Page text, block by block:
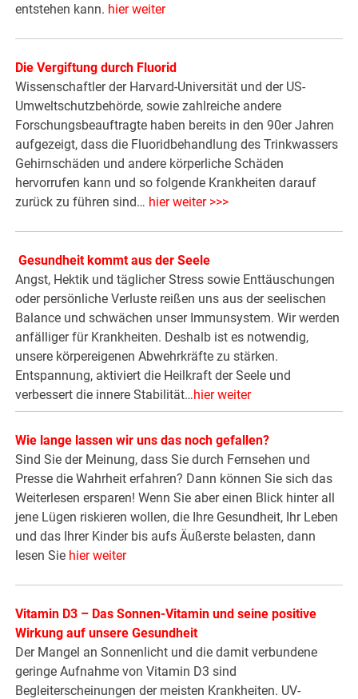
entstehen kann. hier weiter
Die Vergiftung durch Fluorid
Wissenschaftler der Harvard-Universität und der US-
Umweltschutzbehörde, sowie zahlreiche andere
Forschungsbeauftragte haben bereits in den 90er Jahren
aufgezeigt, dass die Fluoridbehandlung des Trinkwassers
Gehirnschäden und andere körperliche Schäden
hervorrufen kann und so folgende Krankheiten darauf
zurück zu führen sind… hier weiter >>>
Gesundheit kommt aus der Seele
Angst, Hektik und täglicher Stress sowie Enttäuschungen
oder persönliche Verluste reißen uns aus der seelischen
Balance und schwächen unser Immunsystem. Wir werden
anfälliger für Krankheiten. Deshalb ist es notwendig,
unsere körpereigenen Abwehrkräfte zu stärken.
Entspannung, aktiviert die Heilkraft der Seele und
verbessert die innere Stabilität…hier weiter
Wie lange lassen wir uns das noch gefallen?
Sind Sie der Meinung, dass Sie durch Fernsehen und
Presse die Wahrheit erfahren? Dann können Sie sich das
Weiterlesen ersparen! Wenn Sie aber einen Blick hinter all
jene Lügen riskieren wollen, die Ihre Gesundheit, Ihr Leben
und das Ihrer Kinder bis aufs Äußerste belasten, dann
lesen Sie hier weiter
Vitamin D3 – Das Sonnen-Vitamin und seine positive
Wirkung auf unsere Gesundheit
Der Mangel an Sonnenlicht und die damit verbundene
geringe Aufnahme von Vitamin D3 sind
Begleiterscheinungen der meisten Krankheiten. UV-